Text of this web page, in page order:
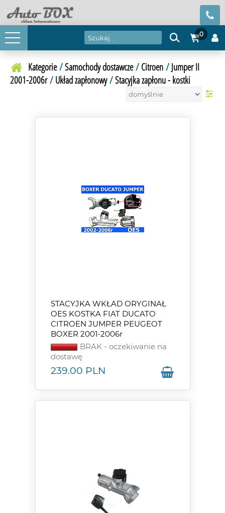
0
Kategorie/Samochody dostawcze/ Citroen/ Jumper II
2001-2006r/ Układ zapłonowy/Stacyjka zapłonu - kostki
STACYJKA WKŁAD ORYGINAŁ
OES KOSTKA FIAT DUCATO
CITROEN JUMPER PEUGEOT
BOXER 2001-2006r
BRAK - oczekiwanie na
dostawę
239.00 PLN